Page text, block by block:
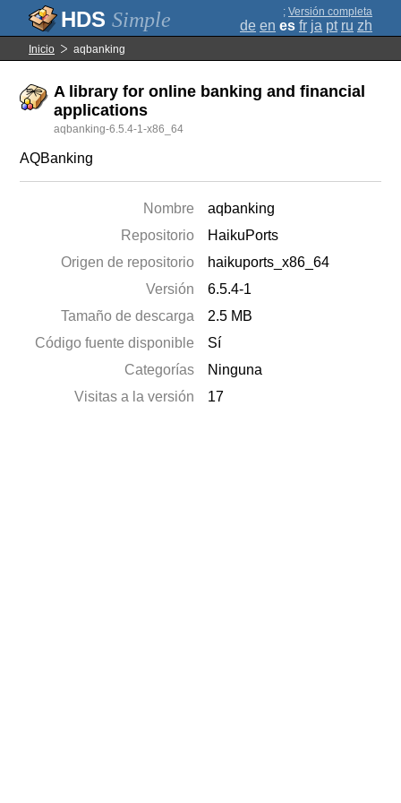
Simple ; Versión completa
de en es fr ja pt ru zh
Inicio aqbanking
A library for online banking and financial
applications
aqbanking-6.5.4-1-x86_64
AQBanking
Nombre
aqbanking
Repositorio
HaikuPorts
Origen de repositorio
haikuports_x86_64
Versión
6.5.4-1
Tamaño de descarga
2.5 MB
Código fuente disponible
Sí
Categorías
Ninguna
Visitas a la versión
17